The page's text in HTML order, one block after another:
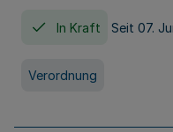
In Kraft Seit 07.
Verordnung